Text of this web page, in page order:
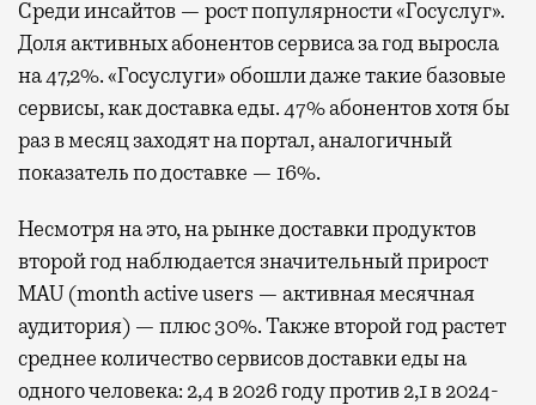
Среди инсайтов — рост популярности «Госуслуг».
Доля активных абонентов сервиса за год выросла
на 47,2%. «Госуслуги» обошли даже такие базовые
сервисы, как доставка еды. 47% абонентов хотя бы
раз в месяц заходят на портал, аналогичный
показатель по доставке — 16%.
Несмотря на это, на рынке доставки продуктов
второй год наблюдается значительный прирост
MAU (month active users — активная месячная
аудитория) — плюс 30%. Также второй год растет
среднее количество сервисов доставки еды на
одного человека: 2,4 в 2026 году против 2,1 в 2024-